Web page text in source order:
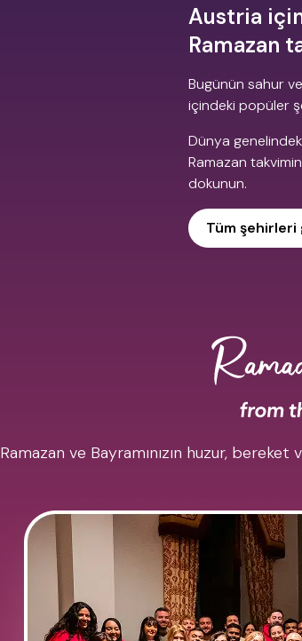
Austria
Ramazan
Bugünün sahur
içindeki popüler
Dünya
Ramazan
dokunun.
Tüm şehirleri
Ramazan ve Bayramınızın huzur,